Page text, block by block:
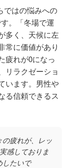
ではの悩みへの
。「冬場で運
多く、天候に左
常に価値があり
疲れが0になっ
リラクゼーショ
います。男性や
る信頼できるス
の疲れが、レッ
感しておりま
したいで